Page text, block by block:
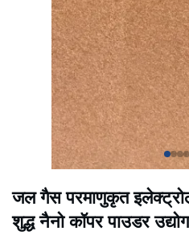
जल गैस परमाणुकृत
शुद्ध नैनो कॉपर पाउडर